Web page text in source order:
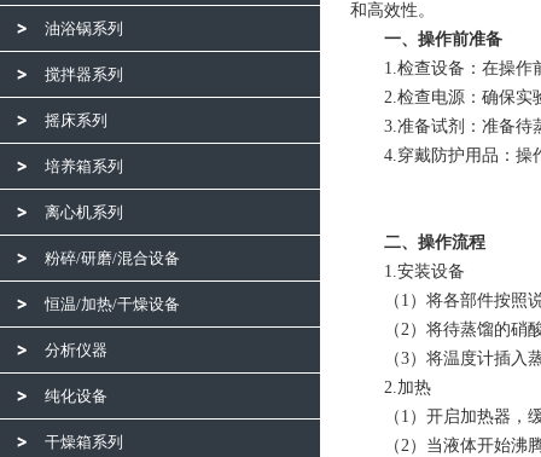
油浴锅系列
搅拌器系列
摇床系列
培养箱系列
离心机系列
粉碎/研磨/混合设备
恒温/加热/干燥设备
分析仪器
纯化设备
干燥箱系列
和高效性。
一、操作前准备
1.检查设备：在操作前
2.检查电源：确保实验
3.准备试剂：准备待
4.穿戴防护用品：操作
二、操作流程
1.安装设备
（1）将各部件按照说
（2）将待蒸馏的硝酸
（3）将温度计插入蒸
2.加热
（1）开启加热器，缓
（2）当液体开始沸腾